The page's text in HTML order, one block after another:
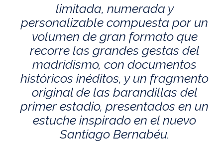
limitada, numerada y
personalizable compuesta por un
volumen de gran formato que
recorre las grandes gestas del
madridismo, con documentos
históricos inéditos, y un fragmento
original de las barandillas del
primer estadio, presentados en un
estuche inspirado en el nuevo
Santiago Bernabéu.